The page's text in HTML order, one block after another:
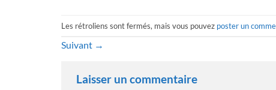
Les rétroliens sont fermés, mais vous pouvez poster un
Suivant →
Laisser un commentaire